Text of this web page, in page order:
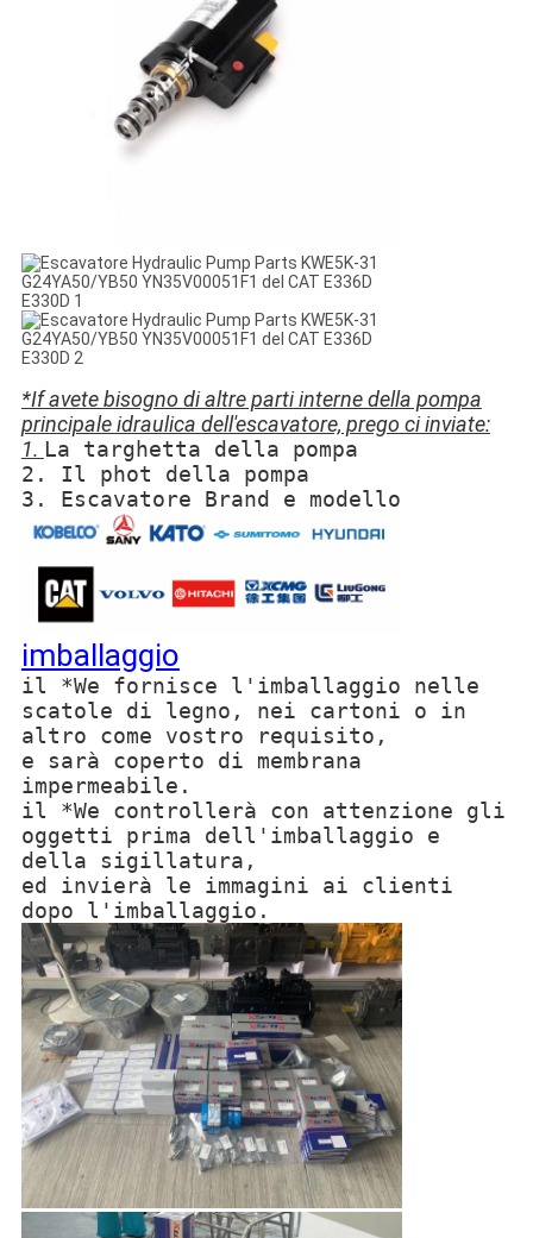
*If avete bisogno di altre parti interne della pompa
principale idraulica dell'escavatore, prego ci inviate:
1. La targhetta della pompa
2. Il phot della pompa
3. Escavatore Brand e modello
imballaggio
il *We fornisce l'imballaggio nelle
scatole di legno, nei cartoni o in
altro come vostro requisito,
e sarà coperto di membrana
impermeabile.
il *We controllerà con attenzione gli
oggetti prima dell'imballaggio e
della sigillatura,
ed invierà le immagini ai clienti
dopo l'imballaggio.